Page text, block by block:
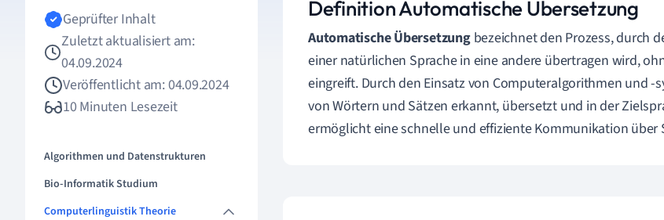
Geprüfter Inhalt
Zuletzt aktualisiert am:
04.09.2024
Veröffentlicht am: 04.09.2024
10 Minuten Lesezeit
Algorithmen und Datenstrukturen
Bio-Informatik Studium
Computerlinguistik Theorie
Definition Automatische Übersetzung
Automatische Übersetzungbezeichnet den Prozess, durch
einer natürlichen Sprache in eine andere übertragen wird,
eingreift. Durch den Einsatz von Computeralgorithmen und -
von Wörtern und Sätzen erkannt, übersetzt und in der
ermöglicht eine schnelle und effiziente Kommunikation über